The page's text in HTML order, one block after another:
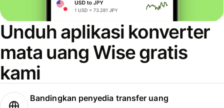
Unduh aplikasi konverter
mata uang Wise gratis
kami
Bandingkan penyedia transfer uang